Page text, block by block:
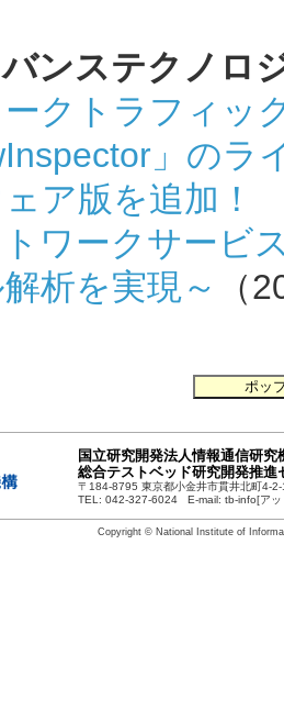
ンステクノロ
クトラフィッ
」の
ア版を追加！
ワークサービ
析を実現～
（
国立研究開発法人情報通信研究
総合テストベッド研究開発推
〒184-8795 東京都小金井市貫井北町4-2-
TEL: 042-327-6024 E-mail: tb-info[ア
Copyright © National Institute of